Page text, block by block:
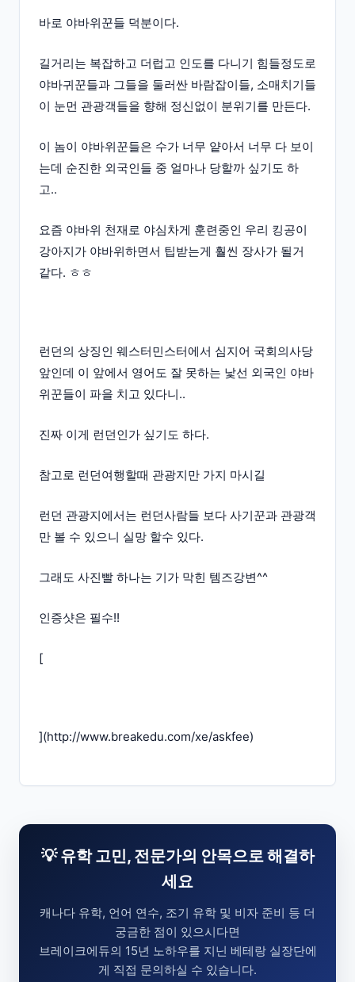
바로 야바위꾼들 덕분이다.
길거리는 복잡하고 더럽고 인도를 다니기 힘들정도로
야바귀꾼들과 그들을 둘러싼 바람잡이들, 소매치기들
이 눈먼 관광객들을 향해 정신없이 분위기를 만든다.
이 놈이 야바위꾼들은 수가 너무 얕아서 너무 다 보이
는데 순진한 외국인들 중 얼마나 당할까 싶기도 하
고..
요즘 야바위 천재로 야심차게 훈련중인 우리 킹공이
강아지가 야바위하면서 팁받는게 훨씬 장사가 될거
같다. ㅎㅎ
런던의 상징인 웨스터민스터에서 심지어 국회의사당
앞인데 이 앞에서 영어도 잘 못하는 낯선 외국인 야바
위꾼들이 파을 치고 있다니..
진짜 이게 런던인가 싶기도 하다.
참고로 런던여행할때 관광지만 가지 마시길
런던 관광지에서는 런던사람들 보다 사기꾼과 관광객
만 볼 수 있으니 실망 할수 있다.
그래도 사진빨 하나는 기가 막힌 템즈강변^^
인증샷은 필수!!
[
](http://www.breakedu.com/xe/askfee)
💡 유학 고민, 전문가의 안목으로 해결하
세요
캐나다 유학, 언어 연수, 조기 유학 및 비자 준비 등 더
궁금한 점이 있으시다면
브레이크에듀의 15년 노하우를 지닌 베테랑 실장단에
게 직접 문의하실 수 있습니다.